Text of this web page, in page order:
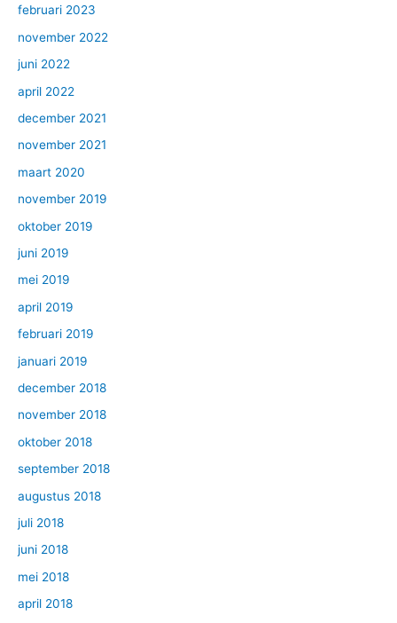
februari 2023
november 2022
juni 2022
april 2022
december 2021
november 2021
maart 2020
november 2019
oktober 2019
juni 2019
mei 2019
april 2019
februari 2019
januari 2019
december 2018
november 2018
oktober 2018
september 2018
augustus 2018
juli 2018
juni 2018
mei 2018
april 2018